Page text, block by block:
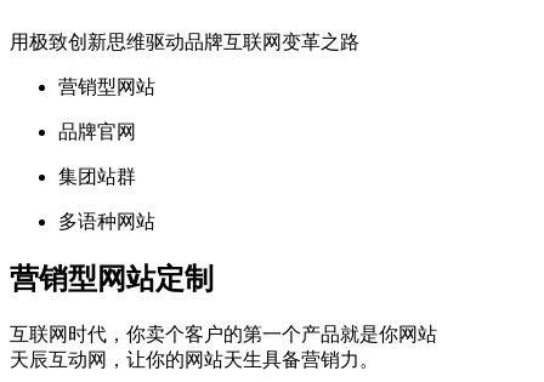
用极致创新思维驱动品牌互联网变革之路
营销型网站
品牌官网
集团站群
多语种网站
营销型网站定制
互联网时代，你卖个客户的第一个产品就是你网站
天辰互动网，让你的网站天生具备营销力。